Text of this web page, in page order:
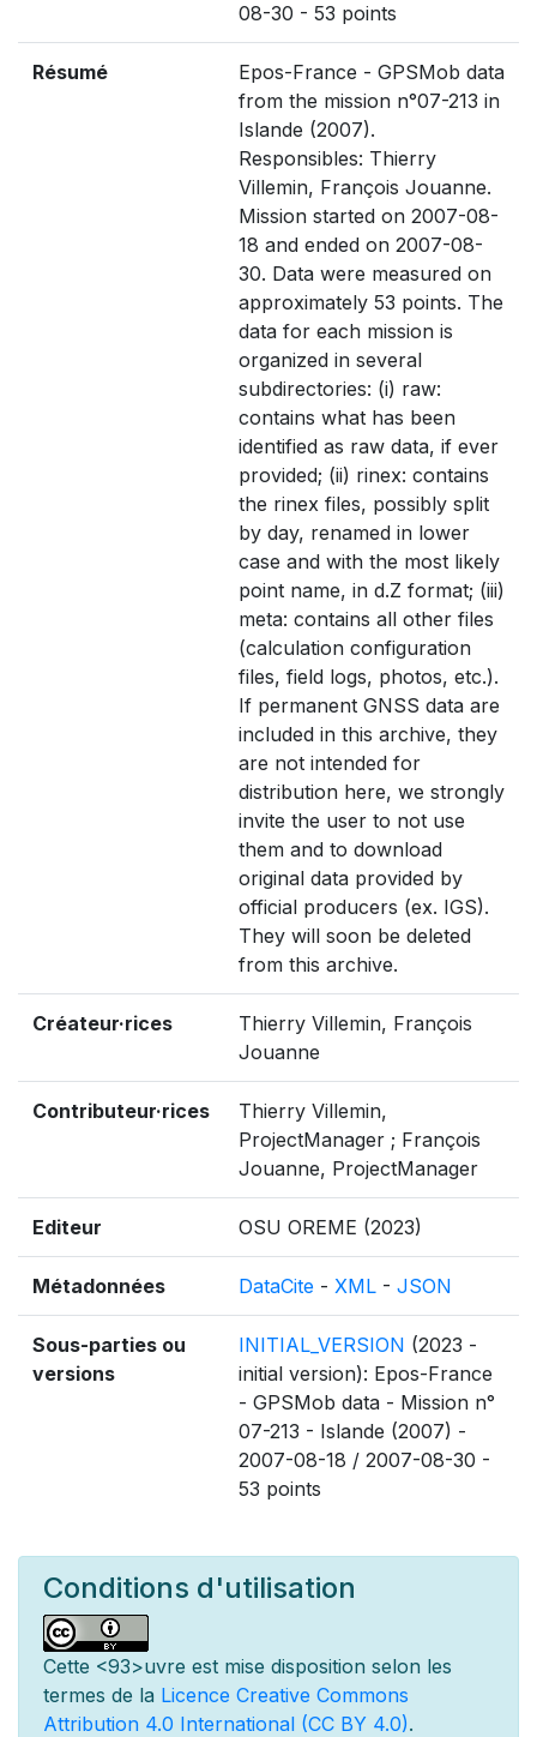
08-30 - 53 points
Résumé
Epos-France - GPSMob data
from the mission n°07-213 in
Islande (2007).
Responsibles: Thierry
Villemin, François Jouanne.
Mission started on 2007-08-
18 and ended on 2007-08-
30. Data were measured on
approximately 53 points. The
data for each mission is
organized in several
subdirectories: (i) raw:
contains what has been
identified as raw data, if ever
provided; (ii) rinex: contains
the rinex files, possibly split
by day, renamed in lower
case and with the most likely
point name, in d.Z format; (iii)
meta: contains all other files
(calculation configuration
files, field logs, photos, etc.).
If permanent GNSS data are
included in this archive, they
are not intended for
distribution here, we strongly
invite the user to not use
them and to download
original data provided by
official producers (ex. IGS).
They will soon be deleted
from this archive.
Créateur·rices
Thierry Villemin, François
Jouanne
Contributeur·rices
Thierry Villemin,
ProjectManager ; François
Jouanne, ProjectManager
Editeur OSU OREME (2023)
Métadonnées DataCite - XML - JSON
Sous-parties ou
versions
INITIAL_VERSION (2023 -
initial version): Epos-France
- GPSMob data - Mission n°
07-213 - Islande (2007) -
2007-08-18 / 2007-08-30 -
53 points
Conditions d'utilisation
Cette <93>uvre est mise disposition selon les
termes de la Licence Creative Commons
Attribution 4.0 International (CC BY 4.0).